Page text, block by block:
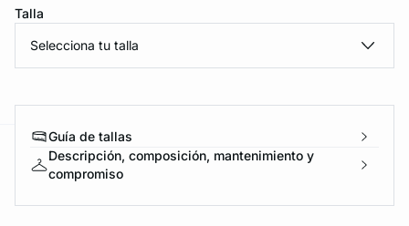
INVISIBLE
Talla
Selecciona tu talla
Guía de tallas
Descripción, composición, mantenimiento y
compromiso